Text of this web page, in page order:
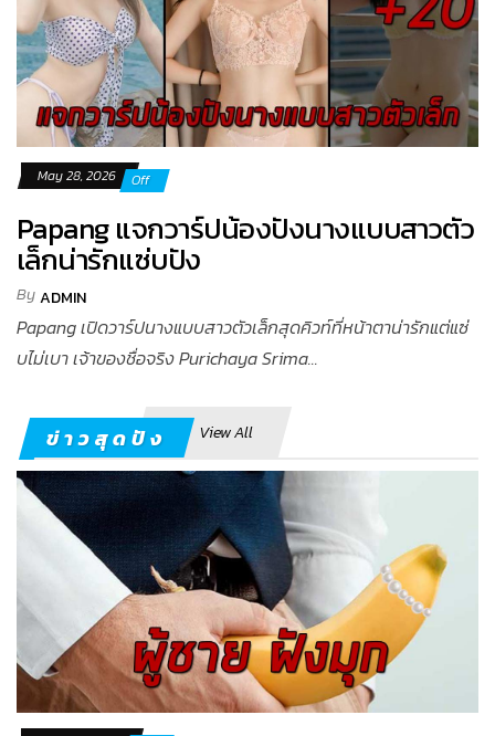
May 28, 2026 Off
Papang แจกวาร์ปน้องปังนางแบบสาวตัว
เล็กน่ารักแซ่บปัง
ByADMIN
Papang เปิดวาร์ปนางแบบสาวตัวเล็กสุดคิวท์ที่หน้าตาน่ารักแต่แซ่
บไม่เบา เจ้าของชื่อจริง Purichaya Srima...
ข่าวสุดปัง View All